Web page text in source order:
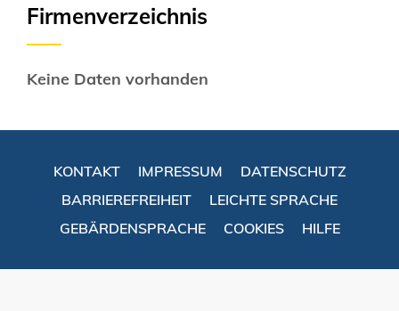
Firmenverzeichnis
Keine Daten vorhanden
KONTAKT IMPRESSUM
DATENSCHUTZ
BARRIEREFREIHEIT
LEICHTE SPRACHE
GEBÄRDENSPRACHE
COOKIES HILFE